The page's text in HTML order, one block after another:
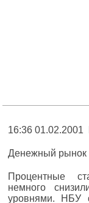
16:36 01.02.2001
Денежный рынок
Процентные
немного
уровнями. НБУ